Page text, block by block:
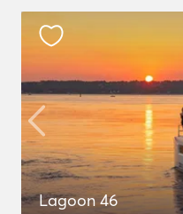
Lagoon 46